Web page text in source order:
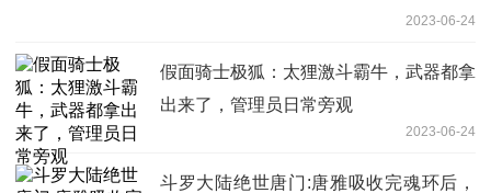
2023-06-24
假面骑士极狐：太狸激斗霸牛，武器都拿
出来了，管理员日常旁观
2023-06-24
斗罗大陆绝世唐门:唐雅吸收完魂环后，